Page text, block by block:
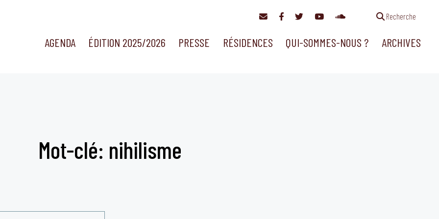
Recherche
AGENDA ÉDITION 2025/2026 PRESSE RÉSIDENCES QUI-SOMMES-NOUS ? ARCHIVES
Mot-clé: nihilisme